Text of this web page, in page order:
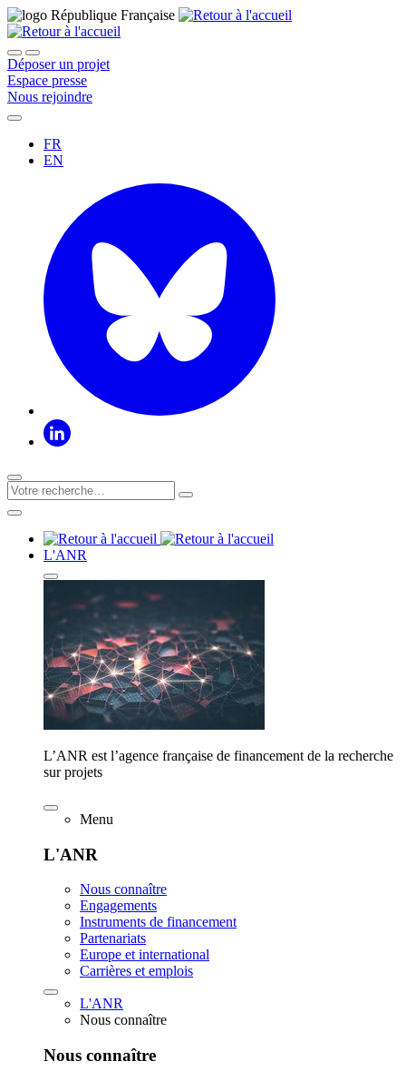
Déposer un projet
Espace presse
Nous rejoindre
FR
EN
L'ANR
L’ANR est l’agence française de financement de la recherche
sur projets
Menu
L'ANR
Nous connaître
Engagements
Instruments de financement
Partenariats
Europe et international
Carrières et emplois
L'ANR
Nous connaître
Nous connaître